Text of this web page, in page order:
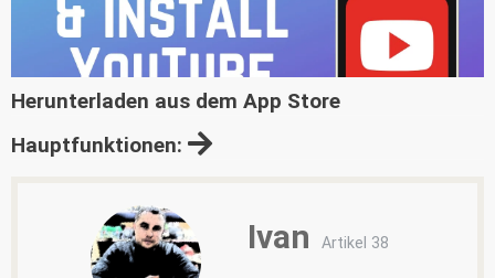
Herunterladen aus dem App Store
Hauptfunktionen:
Ivan Artikel 38